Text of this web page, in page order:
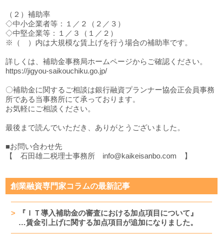
（２）補助率
◇中小企業者等：１／２（２／３）
◇中堅企業等：１／３（１／２）
※（ ）内は大規模な賃上げを行う場合の補助率です。
詳しくは、補助金事務局ホームページからご確認ください。
https://jigyou-saikouchiku.go.jp/
〇補助金に関するご相談は銀行融資プランナー協会正会員事務
所である当事務所にて承っております。
お気軽にご相談ください。
最後まで読んでいただき、ありがとうございました。
■お問い合わせ先
【 石田雄二税理士事務所 info@kaikeisanbo.com 】
創業融資専門家コラムの最新記事
『ＩＴ導入補助金の審査における加点項目について』
…賃金引上げに関する加点項目が追加になりました。